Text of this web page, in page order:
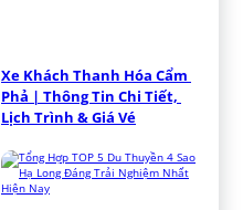
Xe Khách Thanh Hóa Cẩm
Phả | Thông Tin Chi Tiết,
Lịch Trình & Giá Vé